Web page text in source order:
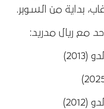
بداية من السوبر.
مع ريال مدريد: